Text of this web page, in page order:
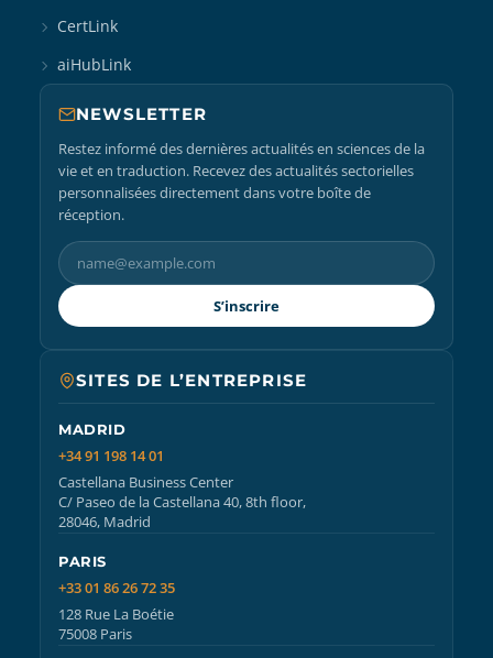
CertLink
aiHubLink
NEWSLETTER
Restez informé des dernières actualités en sciences de la
vie et en traduction. Recevez des actualités sectorielles
personnalisées directement dans votre boîte de
réception.
S’inscrire
SITES DE L’ENTREPRISE
MADRID
+34 91 198 14 01
Castellana Business Center
C/ Paseo de la Castellana 40, 8th floor,
28046, Madrid
PARIS
+33 01 86 26 72 35
128 Rue La Boétie
75008 Paris